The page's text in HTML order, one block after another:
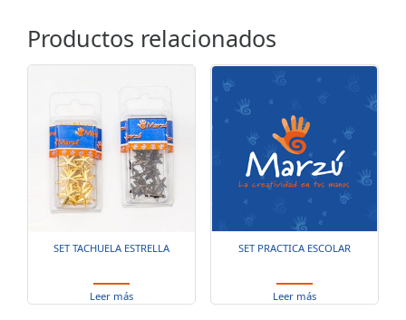
Productos relacionados
SET TACHUELA ESTRELLA
Leer más
SET PRACTICA ESCOLAR
Leer más